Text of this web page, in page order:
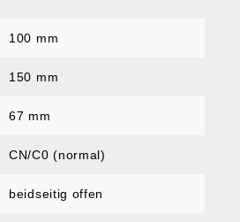
100 mm
150 mm
67 mm
CN/C0 (normal)
beidseitig offen